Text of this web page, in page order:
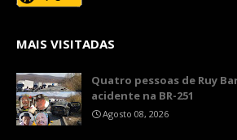
MAIS VISITADAS
Quatro pessoas de Ruy
acidente na BR-251
Agosto 08, 2026